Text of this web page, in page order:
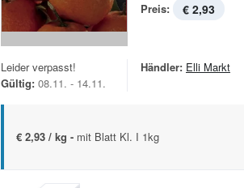
Preis: € 2,93
Leider verpasst!
Gültig: 08.11. - 14.11.
Händler: Elli Markt
€ 2,93 / kg - mit Blatt Kl. I 1kg